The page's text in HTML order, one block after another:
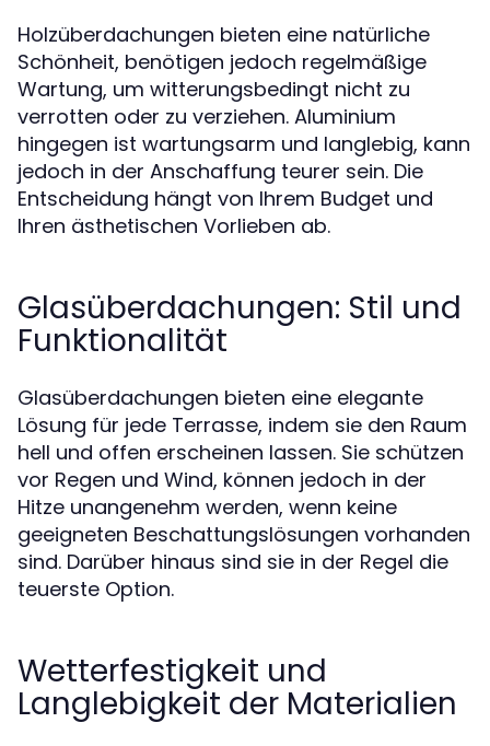
Holzüberdachungen bieten eine natürliche
Schönheit, benötigen jedoch regelmäßige
Wartung, um witterungsbedingt nicht zu
verrotten oder zu verziehen. Aluminium
hingegen ist wartungsarm und langlebig, kann
jedoch in der Anschaffung teurer sein. Die
Entscheidung hängt von Ihrem Budget und
Ihren ästhetischen Vorlieben ab.
Glasüberdachungen: Stil und
Funktionalität
Glasüberdachungen bieten eine elegante
Lösung für jede Terrasse, indem sie den Raum
hell und offen erscheinen lassen. Sie schützen
vor Regen und Wind, können jedoch in der
Hitze unangenehm werden, wenn keine
geeigneten Beschattungslösungen vorhanden
sind. Darüber hinaus sind sie in der Regel die
teuerste Option.
Wetterfestigkeit und
Langlebigkeit der Materialien